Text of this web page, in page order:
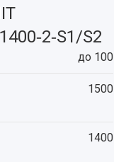
S2
до 100
1500
1400